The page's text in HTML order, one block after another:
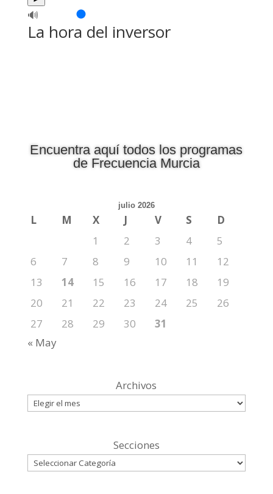
🔊
La hora del inversor
Encuentra aquí todos los programas
de Frecuencia Murcia
julio 2026
L M X J V S
D
1
2 3 4
5
6
7 8 9 10 11
12
13
14 15 16 17 18
19
20
21 22 23 24 25
26
27
28 29 30
31
« May
Archivos
Secciones